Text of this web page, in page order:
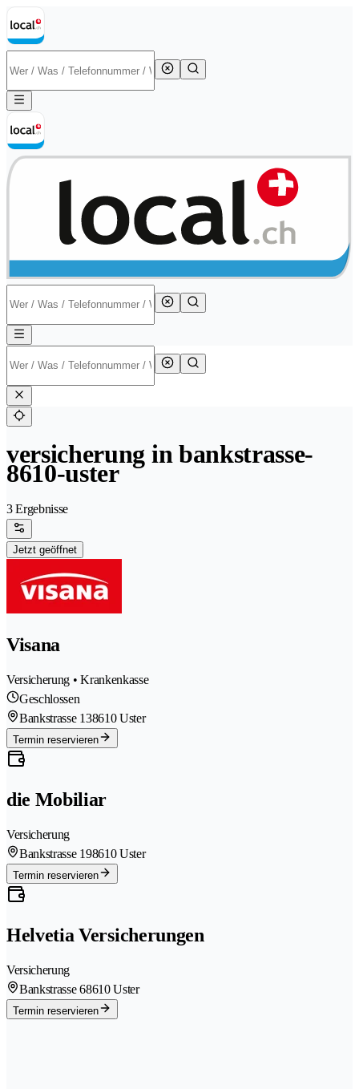
versicherung in bankstrasse-
8610-uster
3 Ergebnisse
Jetzt geöffnet
Visana
Versicherung • Krankenkasse
Geschlossen
Bankstrasse 138610 Uster
Termin reservieren
die Mobiliar
Versicherung
Bankstrasse 198610 Uster
Termin reservieren
Helvetia Versicherungen
Versicherung
Bankstrasse 68610 Uster
Termin reservieren